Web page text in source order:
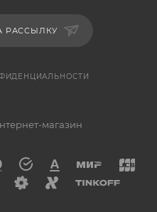
РАССЫЛКУ
магазин